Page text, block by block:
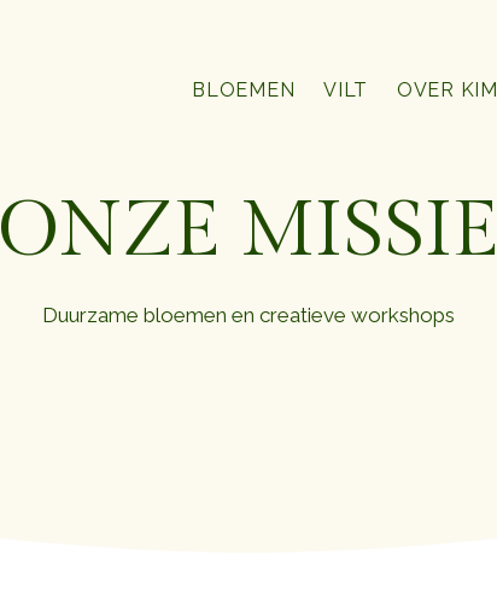
BLOEMEN VILT OVER KIM
ONZE MISSIE
Duurzame bloemen en creatieve workshops